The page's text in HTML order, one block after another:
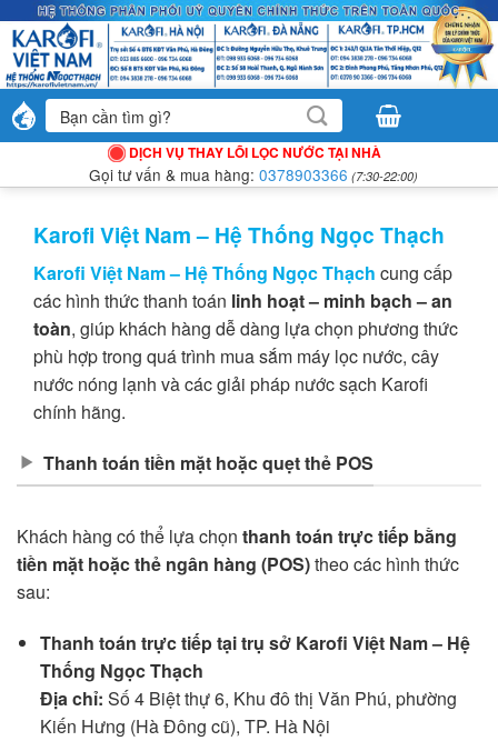
qua
nội
dung Tìm
kiếm:
DỊCH VỤ THAY LÕI LỌC NƯỚC TẠI NHÀ
Gọi tư vấn & mua hàng: 0378903366 (7:30-22:00)
Karofi Việt Nam – Hệ Thống Ngọc Thạch
Karofi Việt Nam – Hệ Thống Ngọc Thạch cung cấp
các hình thức thanh toán linh hoạt – minh bạch – an
toàn, giúp khách hàng dễ dàng lựa chọn phương thức
phù hợp trong quá trình mua sắm máy lọc nước, cây
nước nóng lạnh và các giải pháp nước sạch Karofi
chính hãng.
Thanh toán tiền mặt hoặc quẹt thẻ POS
Khách hàng có thể lựa chọn thanh toán trực tiếp bằng
tiền mặt hoặc thẻ ngân hàng (POS)theo các hình thức
sau:
Thanh toán trực tiếp tại trụ sở Karofi Việt Nam – Hệ
Thống Ngọc Thạch
Địa chỉ: Số 4 Biệt thự 6, Khu đô thị Văn Phú, phường
Kiến Hưng (Hà Đông cũ), TP. Hà Nội